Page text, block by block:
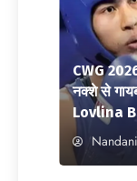
CWG
नक्शे से
Lovlina
Nandani